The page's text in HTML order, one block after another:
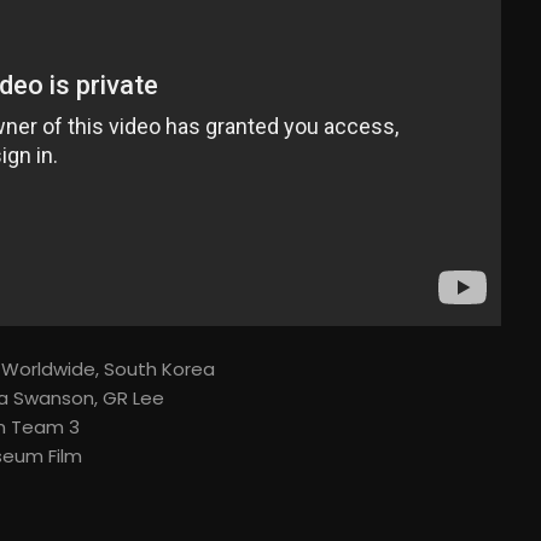
South Korea
Swanson, GR Lee
Team 3
Film